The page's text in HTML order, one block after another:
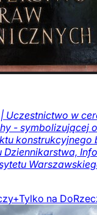
| Uczestnictwo w
- symbolizującej
konstrukcyjnego
Dziennikarstwa,
Tylko na